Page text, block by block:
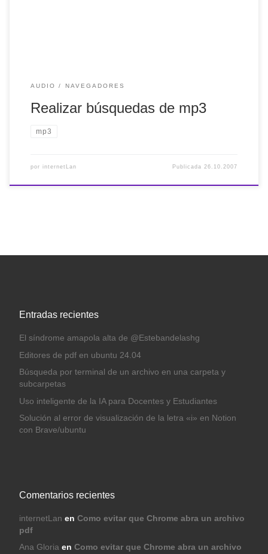
AUDIO NAVEGADORES
Realizar búsquedas de mp3
mp3
por internetLan Publicada 26.10.2007
Entradas recientes
El síndrome amapola alta de @Estebandelashg
Editores de pdf en ubuntu 24.04
Búsqueda por terminal de un archivo en una carpeta y
subcarpetas
Uso inteligente de la IA para Docentes y Estudiantes
Solución al error de visualización de la letra «i» en Notion
con Brave/ubuntu
Comentarios recientes
internetLan en Como evitar que Chrome abra un archivo
pdf
Ana Gloriaen Como evitar que Chrome abra un archivo